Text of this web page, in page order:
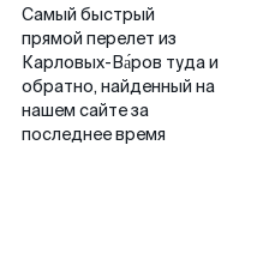
Самый быстрый
прямой перелет из
Карловых-Ва́ров туда и
обратно, найденный на
нашем сайте за
последнее время